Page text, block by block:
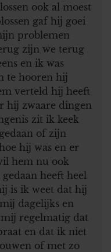
ook al moest
gaf hij goei
problemen
zijn we terug
en ik was
te hooren hij
verteld hij heeft
hij zwaare dingen
zit ik keek
of zijn
hij was en er
hem nu ook
heeft heel
is ik weet dat hij
dagelijks en
regelmatig dat
en dat ik niet
of met zo